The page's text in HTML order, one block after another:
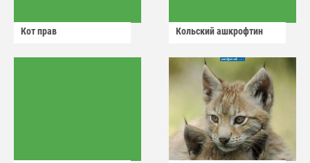
Кот прав Кольский ашкрофтин